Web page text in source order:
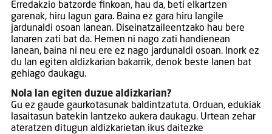
Erredakzio batzorde finkoan, hau da, beti elkartzen
garenak, hiru lagun gara. Baina ez gara hiru langile
jardunaldi osoan lanean. Diseinatzaileentzako hau bere
lanaren zati bat da. Hemen ni nago zati handienean
lanean, baina ni neu ere ez nago jardunaldi osoan. Inork ez
du lan egiten aldizkarian bakarrik, denok beste lanen bat
gehiago daukagu.
Nola lan egiten duzue aldizkarian?
Gu ez gaude gaurkotasunak baldintzatuta. Orduan, edukiak
lasaitasun batekin lantzeko aukera daukagu. Urtean zehar
ateratzen ditugun aldizkarietan ikus daitezke